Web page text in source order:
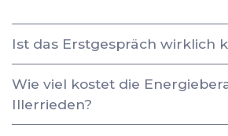
Ist das Erstgespräch wirklich
Wie viel kostet die
Illerrieden?